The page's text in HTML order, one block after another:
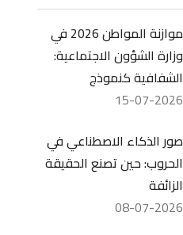
موازنة المواطن 2026 في
وزارة الشؤون الاجتماعية:
الشفافية كنموذج
15-07-2026
صور الذكاء الاصطناعي في
الحروب: حين تصنع الحقيقة
الزائفة
08-07-2026